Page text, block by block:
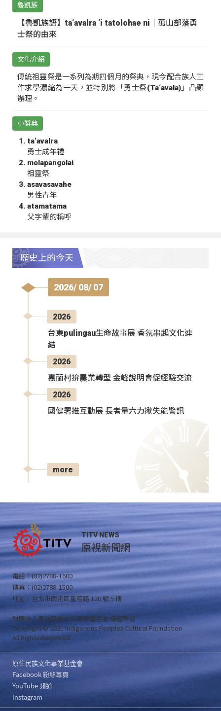
魯凱族
【魯凱族語】ta‘avalra ‘i tatolohae ni｜萬山部落勇
士祭的由來
文化介紹
傳統祖靈祭是一系列為期四個月的祭典，現今配合族人工
作求學濃縮為一天，並特別將「勇士祭(Ta‘avala)」凸顯
辦理。
小辭典
ta‘avalra
勇士成年禮
molapangolai
祖靈祭
asavasavahe
男性青年
atamatama
父字輩的稱呼
歷史上的今天
2026/ 08/ 07
2026
台東pulingau生命故事展 香氛串起文化連
結
2026
嘉蘭村拚農業轉型 金峰說明會促經驗交流
2026
國健署推互動展 長者量六力揪失能警訊
more
TITV NEWS
原視新聞網
電話：(02)2788-1600
傳真：(02)2788-1500
地址：台北市南港區重陽路 120 號 5 樓
財團法人原住民族文化事業基金會 版權所有
Copyright © 2021 Indigenous Peoples Cultural Foundation
All Rights Reserved .
原住民族文化事業基金會
Facebook 粉絲專頁
YouTube 頻道
Instagram